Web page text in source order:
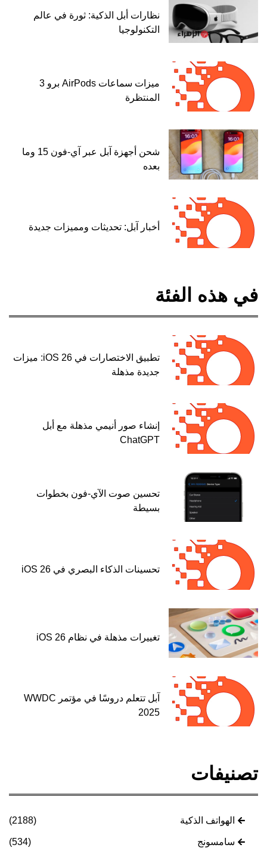
نظارات أبل الذكية: ثورة في عالم
التكنولوجيا
ميزات سماعات AirPods برو 3
المنتظرة
شحن أجهزة آبل عبر آي-فون 15 وما
بعده
أخبار آبل: تحديثات ومميزات جديدة
في هذه الفئة
تطبيق الاختصارات في iOS 26: ميزات
جديدة مذهلة
إنشاء صور أنيمي مذهلة مع أبل
ChatGPT
تحسين صوت الآي-فون بخطوات
بسيطة
تحسينات الذكاء البصري في iOS 26
تغييرات مذهلة في نظام iOS 26
آبل تتعلم دروسًا في مؤتمر WWDC
2025
تصنيفات
الهواتف الذكية (2188)
سامسونج (534)